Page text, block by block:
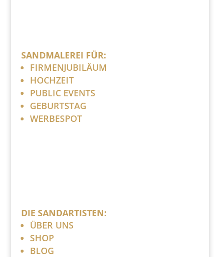
SANDMALEREI FÜR:
FIRMENJUBILÄUM
HOCHZEIT
PUBLIC EVENTS
GEBURTSTAG
WERBESPOT
DIE SANDARTISTEN:
ÜBER UNS
SHOP
BLOG